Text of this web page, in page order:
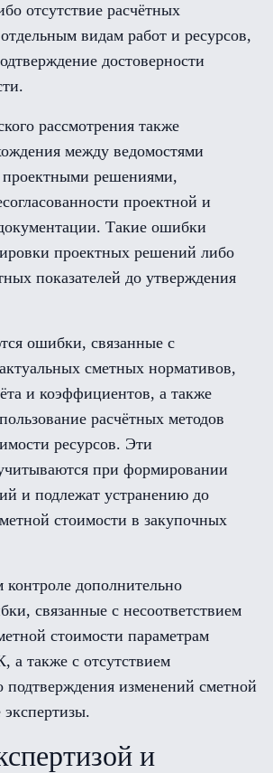
отсутствие расчётных
видам работ и ресурсов,
достоверности
рассмотрения также
между ведомостями
проектными решениями,
проектной и
Такие ошибки
проектных решений либо
показателей до утверждения
ошибки, связанные с
сметных нормативов,
и коэффициентов, а также
расчётных методов
ресурсов. Эти
при формировании
и подлежат устранению до
стоимости в закупочных
дополнительно
связанные с несоответствием
стоимости параметрам
также с отсутствием
подтверждения изменений сметной
и